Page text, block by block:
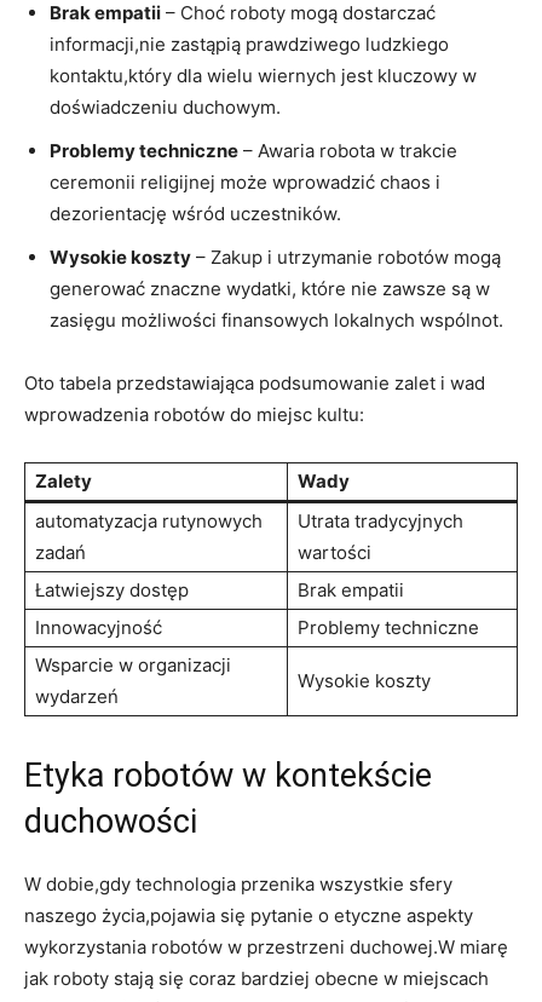
Brak empatii – Choć roboty mogą dostarczać
informacji,nie zastąpią prawdziwego ludzkiego
kontaktu,który dla wielu wiernych jest kluczowy w
doświadczeniu duchowym.
Problemy techniczne – Awaria robota w trakcie
ceremonii religijnej może wprowadzić chaos i
dezorientację wśród uczestników.
Wysokie koszty – Zakup i utrzymanie robotów mogą
generować znaczne wydatki, które nie zawsze są w
zasięgu możliwości finansowych lokalnych wspólnot.
Oto tabela przedstawiająca podsumowanie zalet i wad
wprowadzenia robotów do miejsc kultu:
Zalety
Wady
automatyzacja rutynowych
zadań
Utrata tradycyjnych
wartości
Łatwiejszy dostęp
Brak empatii
Innowacyjność
Problemy techniczne
Wsparcie w organizacji
wydarzeń
Wysokie koszty
Etyka robotów w kontekście
duchowości
W dobie,gdy technologia przenika wszystkie sfery
naszego życia,pojawia się pytanie o etyczne aspekty
wykorzystania robotów w przestrzeni duchowej.W miarę
jak roboty stają się coraz bardziej obecne w miejscach